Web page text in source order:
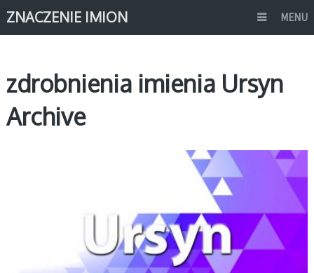
ZNACZENIE IMION MENU
zdrobnienia imienia Ursyn
Archive